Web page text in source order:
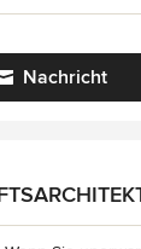
Nachricht